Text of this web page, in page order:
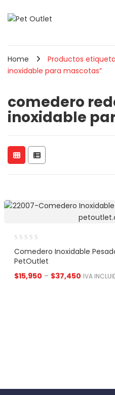
Home
Productos
inoxidable para mascotas”
comedero
inoxidable
Comedero Inoxidable
PetOutlet
$15,950 – $37,450 IVA